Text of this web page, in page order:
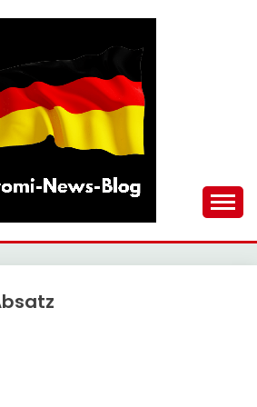
NEWS-BLOG